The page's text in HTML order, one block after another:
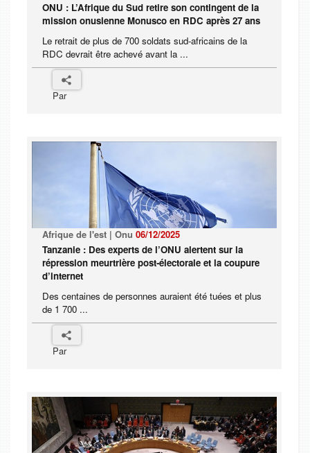
ONU : L’Afrique du Sud retire son contingent de la
mission onusienne Monusco en RDC après 27 ans
Le retrait de plus de 700 soldats sud-africains de la
RDC devrait être achevé avant la ...
Par
Afrique de l'est | Onu 06/12/2025
Tanzanie : Des experts de l’ONU alertent sur la
répression meurtrière post-électorale et la coupure
d’internet
Des centaines de personnes auraient été tuées et plus
de 1 700 ...
Par